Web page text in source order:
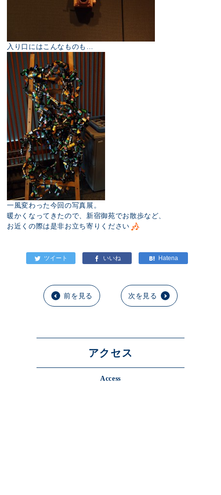
入り口にはこんなものも…
一風変わった今回の写真展。
暖かくなってきたので、新宿御苑でお散歩など、
お近くの際は是非お立ち寄りください
前を見る 次を見る
アクセス
Access